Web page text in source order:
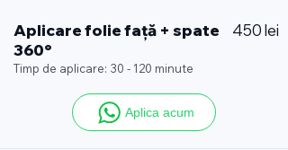
Aplicare folie față + spate
360°
450 lei
Timp de aplicare: 30 - 120 minute
Aplica acum